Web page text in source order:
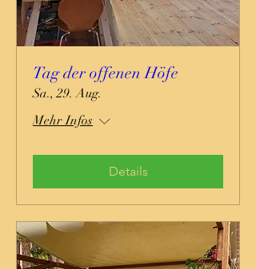
Tag der offenen Höfe
Sa., 29. Aug.
Mehr Infos
Details